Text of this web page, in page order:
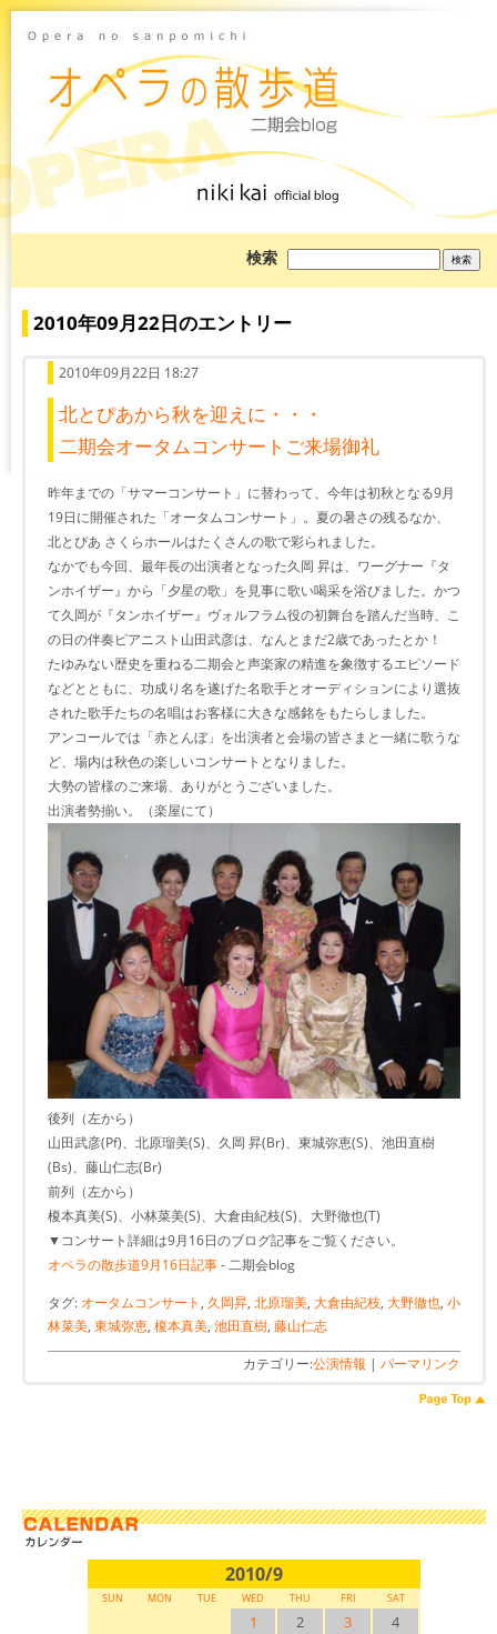
検索
を
索:
2010年09月22日のエントリー
2010年09月22日 18:27
北とぴあから秋を迎えに・・・
二期会オータムコンサートご来場御礼
昨年までの「サマーコンサート」に替わって、今年は初秋となる9月
19日に開催された「オータムコンサート」。夏の暑さの残るなか、
北とぴあ さくらホールはたくさんの歌で彩られました。
なかでも今回、最年長の出演者となった久岡 昇は、ワーグナー『タ
ンホイザー』から「夕星の歌」を見事に歌い喝采を浴びました。かつ
て久岡が『タンホイザー』ヴォルフラム役の初舞台を踏んだ当時、こ
の日の伴奏ピアニスト山田武彦は、なんとまだ2歳であったとか！
たゆみない歴史を重ねる二期会と声楽家の精進を象徴するエピソード
などとともに、功成り名を遂げた名歌手とオーディションにより選抜
された歌手たちの名唱はお客様に大きな感銘をもたらしました。
アンコールでは「赤とんぼ」を出演者と会場の皆さまと一緒に歌うな
ど、場内は秋色の楽しいコンサートとなりました。
大勢の皆様のご来場、ありがとうございました。
出演者勢揃い。（楽屋にて）
後列（左から）
山田武彦(Pf)、北原瑠美(S)、久岡 昇(Br)、東城弥恵(S)、池田直樹
(Bs)、藤山仁志(Br)
前列（左から）
榎本真美(S)、小林菜美(S)、大倉由紀枝(S)、大野徹也(T)
▼コンサート詳細は9月16日のブログ記事をご覧ください。
オペラの散歩道9月16日記事- 二期会blog
タグ: オータムコンサート , 久岡昇, 北原瑠美, 大倉由紀枝, 大野徹也, 小
林菜美, 東城弥恵, 榎本真美, 池田直樹, 藤山仁志
カテゴリー:公演情報 | パーマリンク
2010/9
SUN MON TUE WED THU FRI SAT
1 2 3
4